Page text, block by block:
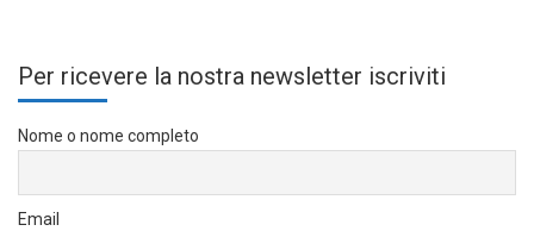
Per ricevere la nostra newsletter iscriviti
Nome o nome completo
Email